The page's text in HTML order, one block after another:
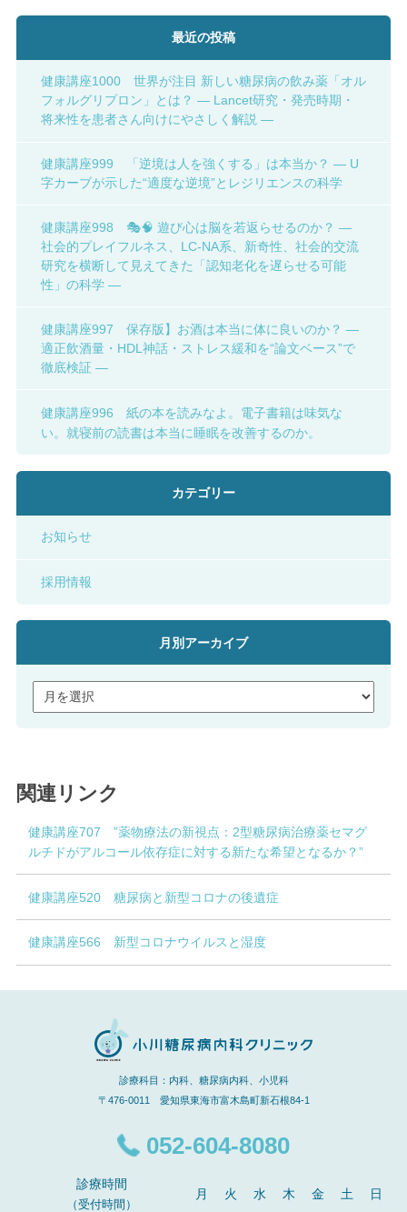
最近の投稿
健康講座1000 世界が注目 新しい糖尿病の飲み薬「オル
フォルグリプロン」とは？ ― Lancet研究・発売時期・
将来性を患者さん向けにやさしく解説 ―
健康講座999 「逆境は人を強くする」は本当か？ ― U
字カーブが示した“適度な逆境”とレジリエンスの科学
健康講座998 🎭🧠 遊び心は脳を若返らせるのか？ ―
社会的プレイフルネス、LC-NA系、新奇性、社会的交流
研究を横断して見えてきた「認知老化を遅らせる可能
性」の科学 ―
健康講座997 保存版】お酒は本当に体に良いのか？ ―
適正飲酒量・HDL神話・ストレス緩和を“論文ベース”で
徹底検証 ―
健康講座996 紙の本を読みなよ。電子書籍は味気な
い。就寝前の読書は本当に睡眠を改善するのか。
カテゴリー
お知らせ
採用情報
月別アーカイブ
関連リンク
健康講座707 ”薬物療法の新視点：2型糖尿病治療薬セマグ
ルチドがアルコール依存症に対する新たな希望となるか？”
健康講座520 糖尿病と新型コロナの後遺症
健康講座566 新型コロナウイルスと湿度
診療科目：内科、糖尿病内科、小児科
〒476-0011 愛知県東海市富木島町新石根84-1
052-604-8080
診療時間
（受付時間）
月 火 水 木 金 土 日